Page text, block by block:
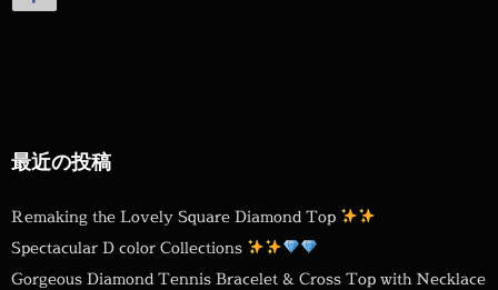
最近の投稿
Remaking the Lovely Square Diamond Top
Spectacular D color Collections
Gorgeous Diamond Tennis Bracelet & Cross Top with Necklace